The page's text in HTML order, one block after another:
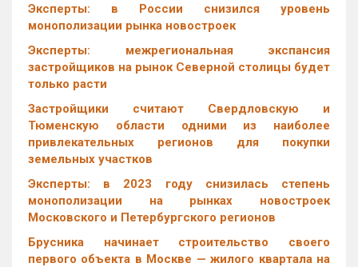
Эксперты: в России снизился уровень
монополизации рынка новостроек
Эксперты: межрегиональная экспансия
застройщиков на рынок Северной столицы будет
только расти
Застройщики считают Свердловскую и
Тюменскую области одними из наиболее
привлекательных регионов для покупки
земельных участков
Эксперты: в 2023 году снизилась степень
монополизации на рынках новостроек
Московского и Петербургского регионов
Брусника начинает строительство своего
первого объекта в Москве — жилого квартала на